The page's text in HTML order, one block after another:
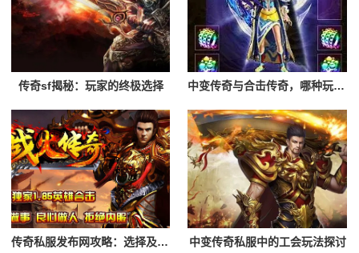
传奇sf揭秘：玩家的终极选择 中变传奇与合击传奇，哪种玩法更适合你？
传奇私服发布网攻略：选择及登录流程解析 中变传奇私服中的工会玩法探讨